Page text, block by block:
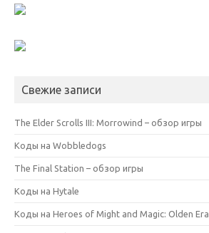
Свежие записи
The Elder Scrolls III: Morrowind – обзор игры
Коды на Wobbledogs
The Final Station – обзор игры
Коды на Hytale
Коды на Heroes of Might and Magic: Olden Era